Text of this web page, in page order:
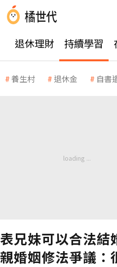
退休理財 持續學習
養生村 退休金 自書
表兄妹可以合法結
親婚姻修法爭議：